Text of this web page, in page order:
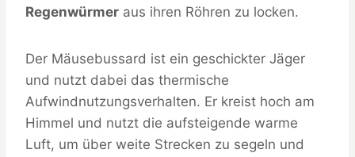
Regenwürmer aus ihren Röhren zu locken.
Der Mäusebussard ist ein geschickter Jäger
und nutzt dabei das thermische
Aufwindnutzungsverhalten. Er kreist hoch am
Himmel und nutzt die aufsteigende warme
Luft, um über weite Strecken zu segeln und